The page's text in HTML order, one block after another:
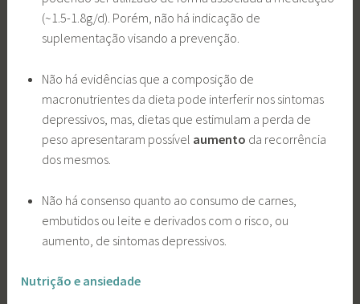
(~1.5-1.8g/d). Porém, não há indicação de
suplementação visando a prevenção.
Não há evidências que a composição de
macronutrientes da dieta pode interferir nos sintomas
depressivos, mas, dietas que estimulam a perda de
peso apresentaram possível aumento da recorrência
dos mesmos.
Não há consenso quanto ao consumo de carnes,
embutidos ou leite e derivados com o risco, ou
aumento, de sintomas depressivos.
Nutrição e ansiedade